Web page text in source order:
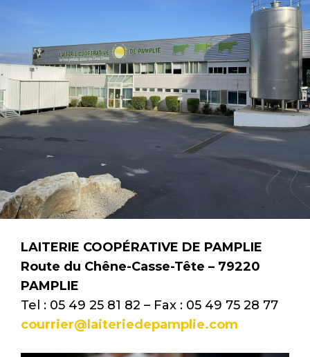
LAITERIE COOPÉRATIVE DE PAMPLIE
Route du Chêne-Casse-Tête – 79220
PAMPLIE
Tel : 05 49 25 81 82 – Fax : 05 49 75 28 77
courrier@laiteriedepamplie.com